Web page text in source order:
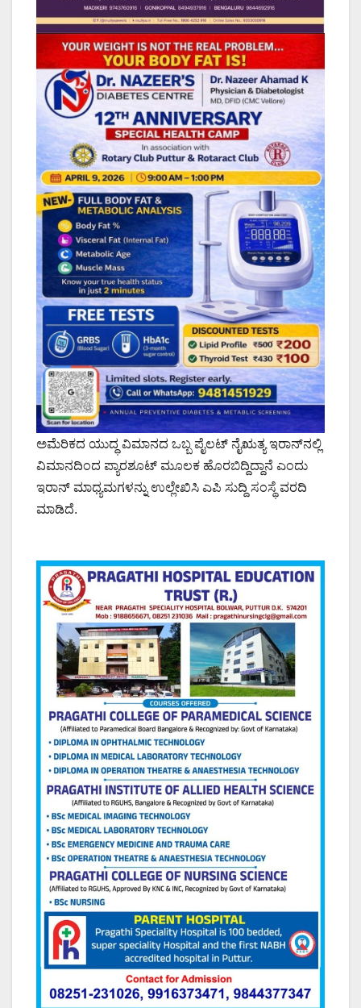
ಅಮೆರಿಕದ ಯುದ್ಧ ವಿಮಾನದ ಒಬ್ಬ ಪೈಲಟ್ ನೈಋತ್ಯ ಇರಾನ್‌ನಲ್ಲಿ
ವಿಮಾನದಿಂದ ಪ್ಯಾರಶೂಟ್ ಮೂಲಕ ಹೊರಬಿದ್ದಿದ್ದಾನೆ ಎಂದು
ಇರಾನ್ ಮಾಧ್ಯಮಗಳನ್ನು ಉಲ್ಲೇಖಿಸಿ ಎಪಿ ಸುದ್ದಿ ಸಂಸ್ಥೆ ವರದಿ
ಮಾಡಿದೆ.